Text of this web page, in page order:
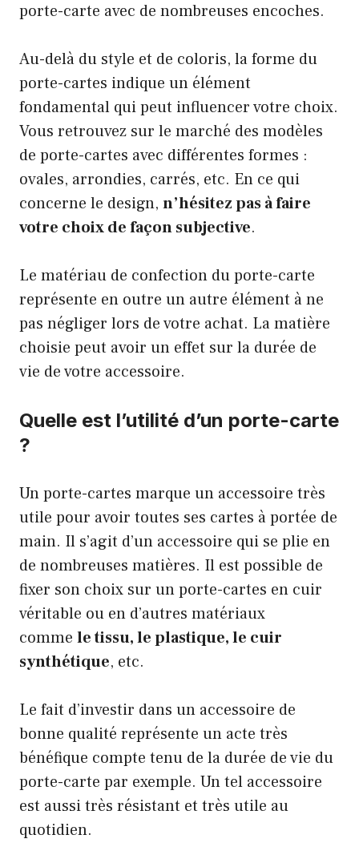
porte-carte avec de nombreuses encoches.
Au-delà du style et de coloris, la forme du
porte-cartes indique un élément
fondamental qui peut influencer votre choix.
Vous retrouvez sur le marché des modèles
de porte-cartes avec différentes formes :
ovales, arrondies, carrés, etc. En ce qui
concerne le design, n’hésitez pas à faire
votre choix de façon subjective.
Le matériau de confection du porte-carte
représente en outre un autre élément à ne
pas négliger lors de votre achat. La matière
choisie peut avoir un effet sur la durée de
vie de votre accessoire.
Quelle est l’utilité d’un porte-carte
?
Un porte-cartes marque un accessoire très
utile pour avoir toutes ses cartes à portée de
main. Il s’agit d’un accessoire qui se plie en
de nombreuses matières. Il est possible de
fixer son choix sur un porte-cartes en cuir
véritable ou en d’autres matériaux
comme le tissu, le plastique, le cuir
synthétique, etc.
Le fait d’investir dans un accessoire de
bonne qualité représente un acte très
bénéfique compte tenu de la durée de vie du
porte-carte par exemple. Un tel accessoire
est aussi très résistant et très utile au
quotidien.